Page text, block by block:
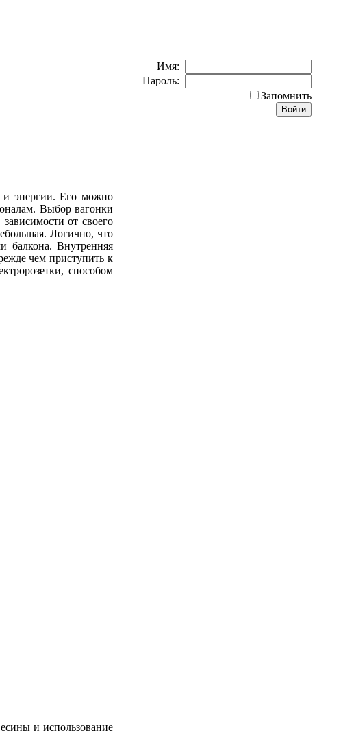
и энергии. Его можно
Выбор вагонки
от своего
Логично, что
балкона. Внутренняя
чем приступить к
способом
и использование
Имя:
Пароль:
Запомнить